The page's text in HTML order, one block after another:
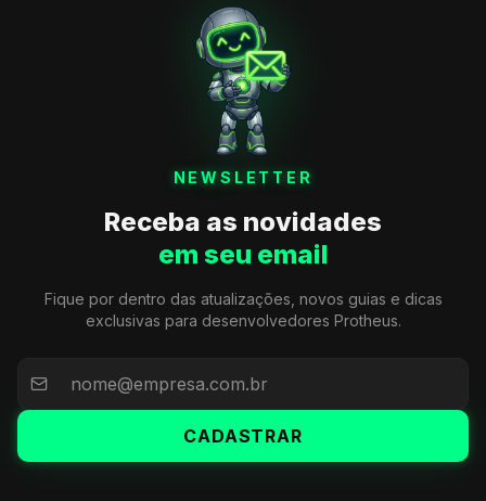
NEWSLETTER
Receba as novidades
em seu email
Fique por dentro das atualizações, novos guias e dicas
exclusivas para desenvolvedores Protheus.
CADASTRAR